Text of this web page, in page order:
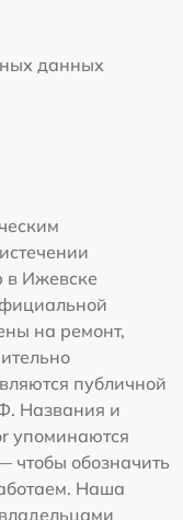
данных
в Ижевске
на ремонт,
публичной
Названия и
упоминаются
чтобы обозначить
Наша